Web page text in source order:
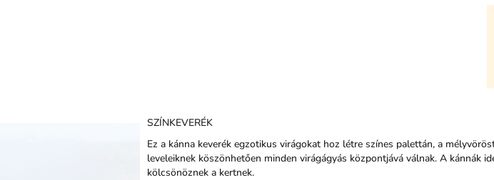
SZÍNKEVERÉK
Ez a kánna keverék egzotikus virágokat hoz létre színes palettán, a
leveleiknek köszönhetően minden virágágyás központjává válnak. A kánnák
kölcsönöznek a kertnek.